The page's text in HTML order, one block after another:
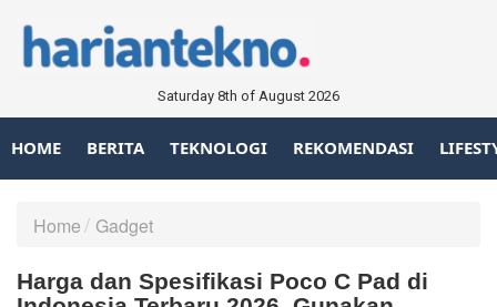
Saturday 8th of August 2026
HOME BERITA TEKNOLOGI REKOMENDASI
Home Gadget
Harga dan Spesifikasi Poco C Pad di